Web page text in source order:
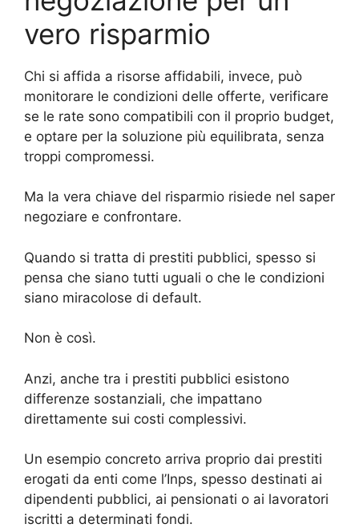
vero risparmio
Chi si affida a risorse affidabili, invece, può
monitorare le condizioni delle offerte, verificare
se le rate sono compatibili con il proprio budget,
e optare per la soluzione più equilibrata, senza
troppi compromessi.
Ma la vera chiave del risparmio risiede nel saper
negoziare e confrontare.
Quando si tratta di prestiti pubblici, spesso si
pensa che siano tutti uguali o che le condizioni
siano miracolose di default.
Non è così.
Anzi, anche tra i prestiti pubblici esistono
differenze sostanziali, che impattano
direttamente sui costi complessivi.
Un esempio concreto arriva proprio dai prestiti
erogati da enti come l’Inps, spesso destinati ai
dipendenti pubblici, ai pensionati o ai lavoratori
iscritti a determinati fondi.